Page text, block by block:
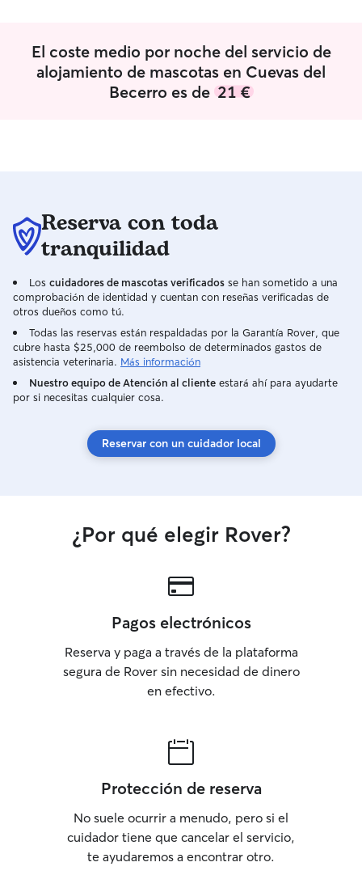
El coste medio por noche del servicio de
alojamiento de mascotas en Cuevas del
Becerro es de 21 €
Reserva con toda
tranquilidad
Los cuidadores de mascotas verificados se han sometido a una
comprobación de identidad y cuentan con reseñas verificadas de
otros dueños como tú.
Todas las reservas están respaldadas por la Garantía Rover, que
cubre hasta $25,000 de reembolso de determinados gastos de
asistencia veterinaria. Más información
Nuestro equipo de Atención al cliente estará ahí para ayudarte
por si necesitas cualquier cosa.
Reservar con un cuidador local
¿Por qué elegir Rover?
Pagos electrónicos
Reserva y paga a través de la plataforma
segura de Rover sin necesidad de dinero
en efectivo.
Protección de reserva
No suele ocurrir a menudo, pero si el
cuidador tiene que cancelar el servicio,
te ayudaremos a encontrar otro.